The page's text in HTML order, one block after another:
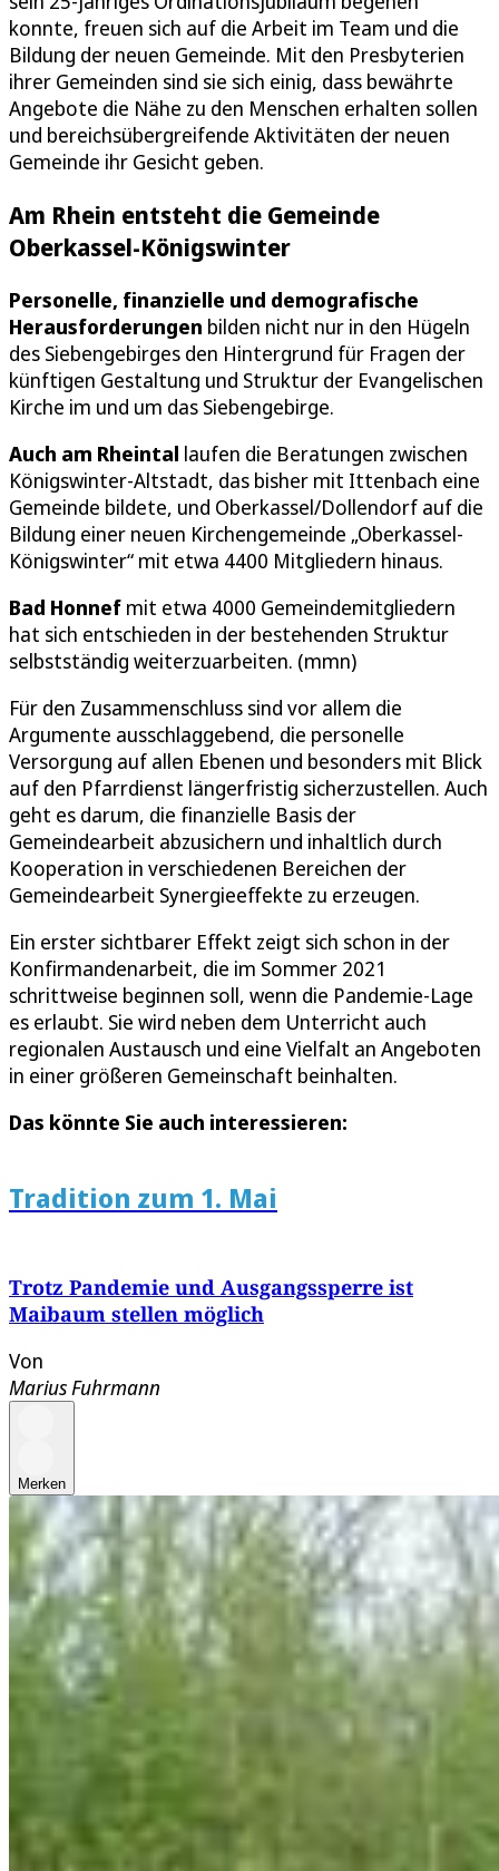
konnte, freuen sich auf die Arbeit im Team und die
Bildung der neuen Gemeinde. Mit den Presbyterien
ihrer Gemeinden sind sie sich einig, dass bewährte
Angebote die Nähe zu den Menschen erhalten sollen
und bereichsübergreifende Aktivitäten der neuen
Gemeinde ihr Gesicht geben.
Am Rhein entsteht die Gemeinde
Oberkassel-Königswinter
Personelle, finanzielle und demografische
Herausforderungen bilden nicht nur in den Hügeln
des Siebengebirges den Hintergrund für Fragen der
künftigen Gestaltung und Struktur der Evangelischen
Kirche im und um das Siebengebirge.
Auch am Rheintal laufen die Beratungen zwischen
Königswinter-Altstadt, das bisher mit Ittenbach eine
Gemeinde bildete, und Oberkassel/Dollendorf auf die
Bildung einer neuen Kirchengemeinde „Oberkassel-
Königswinter“ mit etwa 4400 Mitgliedern hinaus.
Bad Honnef mit etwa 4000 Gemeindemitgliedern
hat sich entschieden in der bestehenden Struktur
selbstständig weiterzuarbeiten. (mmn)
Für den Zusammenschluss sind vor allem die
Argumente ausschlaggebend, die personelle
Versorgung auf allen Ebenen und besonders mit Blick
auf den Pfarrdienst längerfristig sicherzustellen. Auch
geht es darum, die finanzielle Basis der
Gemeindearbeit abzusichern und inhaltlich durch
Kooperation in verschiedenen Bereichen der
Gemeindearbeit Synergieeffekte zu erzeugen.
Ein erster sichtbarer Effekt zeigt sich schon in der
Konfirmandenarbeit, die im Sommer 2021
schrittweise beginnen soll, wenn die Pandemie-Lage
es erlaubt. Sie wird neben dem Unterricht auch
regionalen Austausch und eine Vielfalt an Angeboten
in einer größeren Gemeinschaft beinhalten.
Das könnte Sie auch interessieren:
Tradition zum 1. Mai
Trotz Pandemie und Ausgangssperre ist
Maibaum stellen möglich
Von
Marius Fuhrmann
Merken